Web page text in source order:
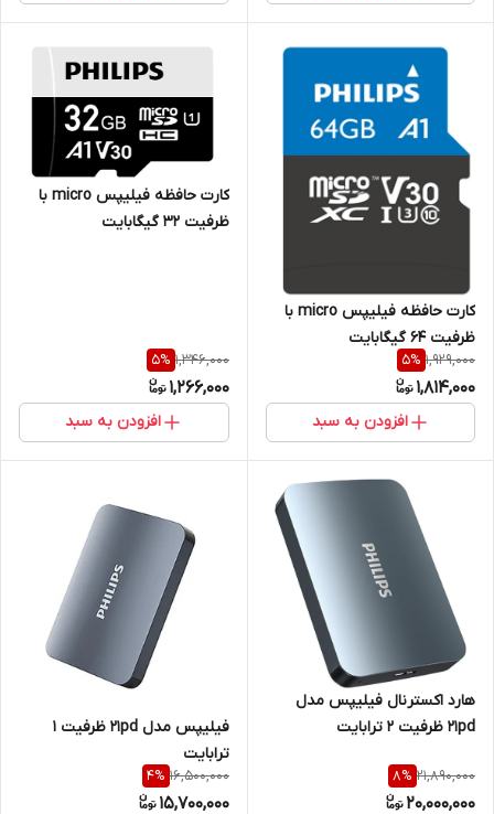
کارت حافظه فیلیپس micro با
ظرفیت 64 گیگابایت
1,929,000
5%
1,814,000
افزودن به سبد
کارت حافظه فیلیپس micro با
ظرفیت 32 گیگابایت
1,346,000
5%
1,266,000
افزودن به سبد
هارد اکسترنال فیلیپس مدل
21pd ظرفیت 2 ترابایت
21,890,000
8%
20,000,000
فیلیپس مدل 21pd ظرفیت 1
ترابایت
16,500,000
4%
15,700,000